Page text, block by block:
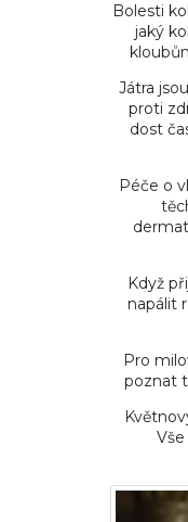
Bolesti
jaký
Játra
proti
dost
Péče o
Když
napálit
Pro
poznat